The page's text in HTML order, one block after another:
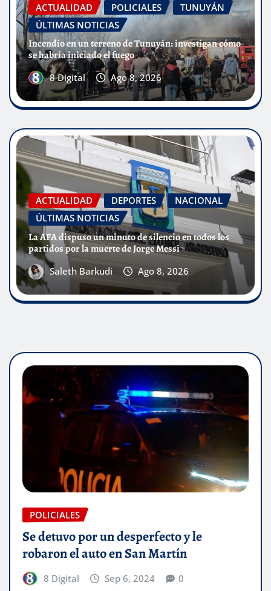
ACTUALIDAD POLICIALES
TUNUYÁN
ÚLTIMAS NOTICIAS
Incendio en un terreno de Tunuyán: investigan cómo
se habría iniciado el fuego
8 Digital Ago 8, 2026
ACTUALIDAD DEPORTES
NACIONAL
ÚLTIMAS NOTICIAS
La AFA dispuso un minuto de silencio en todos los
partidos por la muerte de Jorge Messi
Saleth Barkudi Ago 8, 2026
POLICIALES
Se detuvo por un desperfecto y le
robaron el auto en San Martín
8 Digital Sep 6, 2024 0